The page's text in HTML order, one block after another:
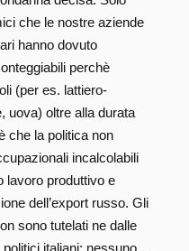
che le nostre aziende
hanno dovuto
perchè
(per es. lattiero-
uova) oltre alla durata
che la politica non
incalcolabili
lavoro produttivo e
dell’export russo. Gli
sono tutelati ne dalle
italiani; nessuno…